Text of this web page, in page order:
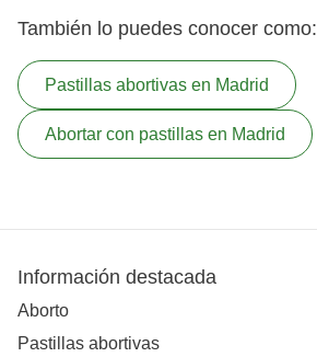
También lo puedes conocer como:
Pastillas abortivas en Madrid
Abortar con pastillas en Madrid
Información destacada
Aborto
Pastillas abortivas